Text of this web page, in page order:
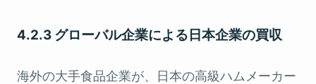
4.2.3 グローバル企業による日本企業の買収
海外の大手食品企業が、日本の高級ハムメーカー